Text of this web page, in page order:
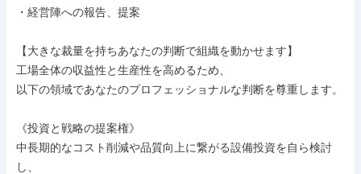
・経営陣への報告、提案
【大きな裁量を持ちあなたの判断で組織を動かせます】
工場全体の収益性と生産性を高めるため、
以下の領域であなたのプロフェッショナルな判断を尊重します。
《投資と戦略の提案権》
中長期的なコスト削減や品質向上に繋がる設備投資を自ら検討
し、